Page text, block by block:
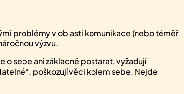
problémy v oblasti komunikace (nebo téměř
výzvu.
o sebe ani základně postarat, vyžadují
poškozují věci kolem sebe. Nejde